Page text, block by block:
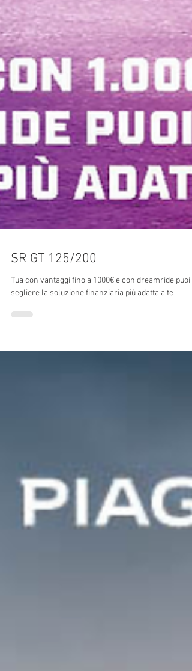
SR GT 125/200
Tua con vantaggi fino a 1000€ e con dreamride puoi